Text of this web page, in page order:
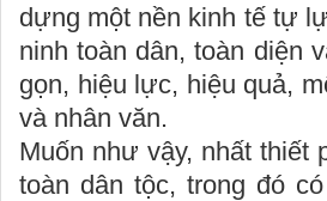
dựng một nền kinh tế tự
ninh toàn dân, toàn diện
gọn, hiệu lực, hiệu quả,
và nhân văn.
Muốn như vậy, nhất thiết
toàn dân tộc, trong đó